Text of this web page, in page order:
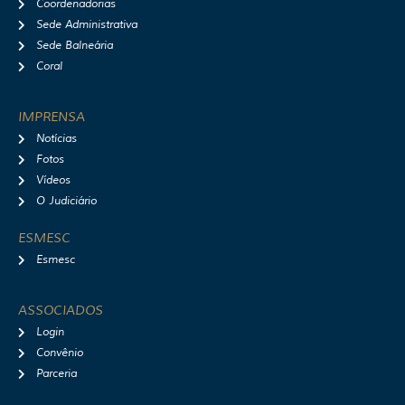
Coordenadorias
Sede Administrativa
Sede Balneária
Coral
IMPRENSA
Notícias
Fotos
Vídeos
O Judiciário
ESMESC
Esmesc
ASSOCIADOS
Login
Convênio
Parceria